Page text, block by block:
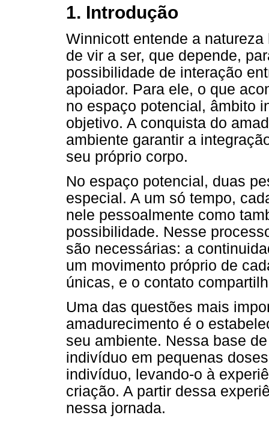
1. Introdução
Winnicott entende a
de vir a ser, que depende,
possibilidade de interação
apoiador. Para ele, o que
no espaço potencial, âmbito
objetivo. A conquista do
ambiente garantir a
seu próprio corpo.
No espaço potencial, duas
especial. A um só tempo,
nele pessoalmente como
possibilidade. Nesse
são necessárias: a
um movimento próprio de
únicas, e o contato
Uma das questões mais
amadurecimento é o
seu ambiente. Nessa base
indivíduo em pequenas
indivíduo, levando-o à
criação. A partir dessa
nessa jornada.